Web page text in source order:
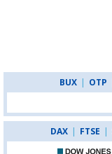
BUX | OTP
DAX | FTSE |